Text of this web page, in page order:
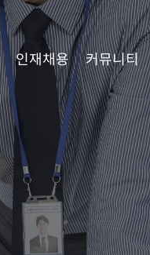
인재채용 커뮤니티